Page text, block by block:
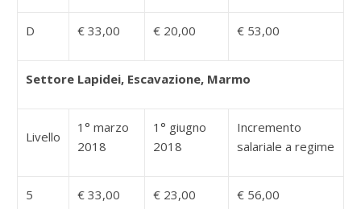
D € 33,00 € 20,00 € 53,00
Settore Lapidei, Escavazione, Marmo
Livello
1° marzo
2018
1° giugno
2018
Incremento
salariale a regime
5 € 33,00 € 23,00 € 56,00